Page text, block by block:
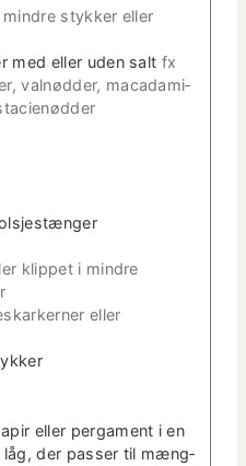
e
stykker eller
med eller uden salt fx
val­nød­der, macadami­
klip­pet i min­dre
eller
eller perga­ment i en
låg, der pass­er til mæng­